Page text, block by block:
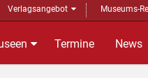
Verlagsangebot Museums-
Termine News